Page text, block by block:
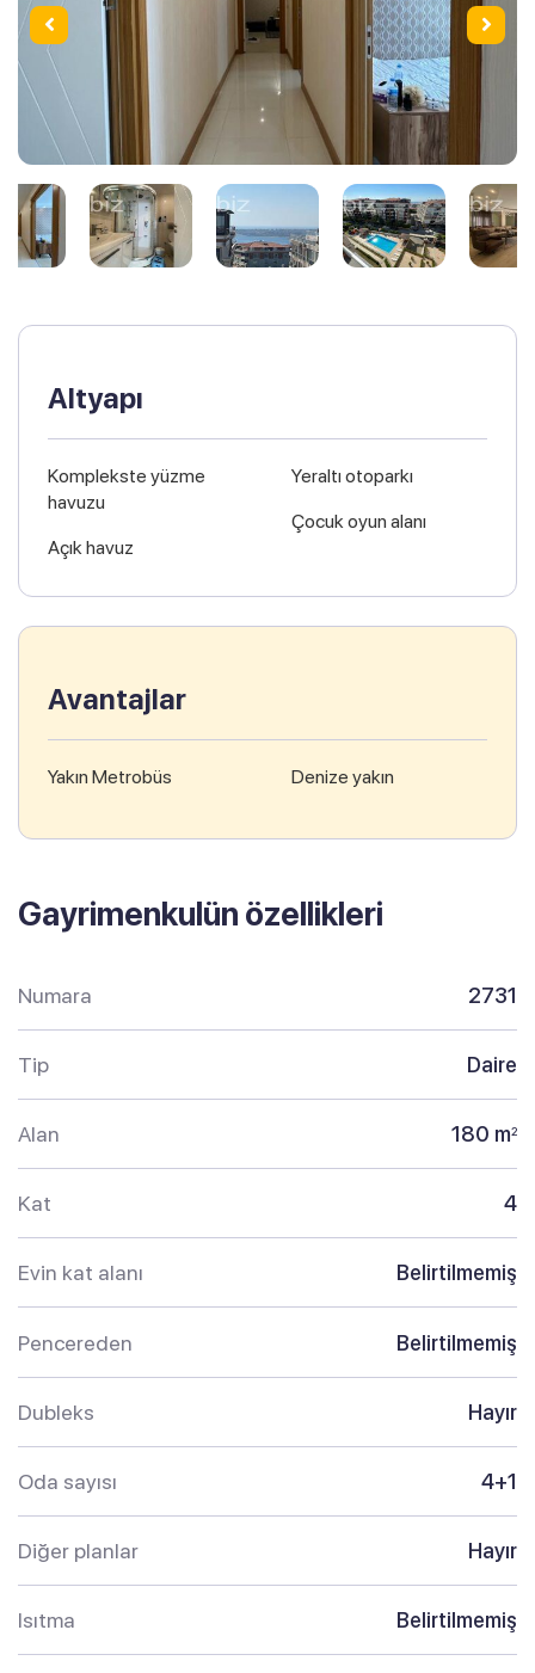
Altyapı
Komplekste yüzme
havuzu
Açık havuz
Yeraltı otoparkı
Çocuk oyun alanı
Avantajlar
Yakın Metrobüs Denize yakın
Gayrimenkulün özellikleri
Numara 2731
Tip Daire
Alan 180 m2
Kat 4
Evin kat alanı Belirtilmemiş
Pencereden Belirtilmemiş
Dubleks Hayır
Oda sayısı 4+1
Diğer planlar Hayır
Isıtma Belirtilmemiş